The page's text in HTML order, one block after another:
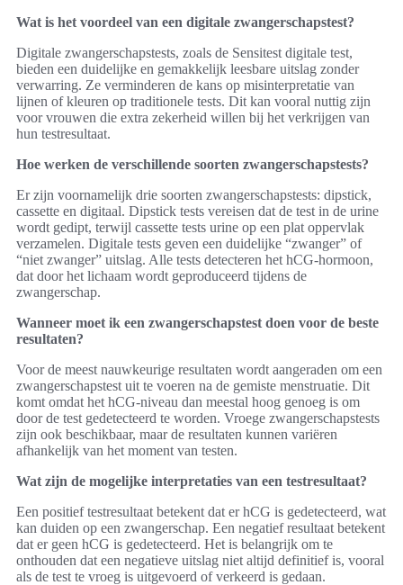
Wat is het voordeel van een digitale zwangerschapstest?
Digitale zwangerschapstests, zoals de Sensitest digitale test,
bieden een duidelijke en gemakkelijk leesbare uitslag zonder
verwarring. Ze verminderen de kans op misinterpretatie van
lijnen of kleuren op traditionele tests. Dit kan vooral nuttig zijn
voor vrouwen die extra zekerheid willen bij het verkrijgen van
hun testresultaat.
Hoe werken de verschillende soorten zwangerschapstests?
Er zijn voornamelijk drie soorten zwangerschapstests: dipstick,
cassette en digitaal. Dipstick tests vereisen dat de test in de urine
wordt gedipt, terwijl cassette tests urine op een plat oppervlak
verzamelen. Digitale tests geven een duidelijke “zwanger” of
“niet zwanger” uitslag. Alle tests detecteren het hCG-hormoon,
dat door het lichaam wordt geproduceerd tijdens de
zwangerschap.
Wanneer moet ik een zwangerschapstest doen voor de beste
resultaten?
Voor de meest nauwkeurige resultaten wordt aangeraden om een
zwangerschapstest uit te voeren na de gemiste menstruatie. Dit
komt omdat het hCG-niveau dan meestal hoog genoeg is om
door de test gedetecteerd te worden. Vroege zwangerschapstests
zijn ook beschikbaar, maar de resultaten kunnen variëren
afhankelijk van het moment van testen.
Wat zijn de mogelijke interpretaties van een testresultaat?
Een positief testresultaat betekent dat er hCG is gedetecteerd, wat
kan duiden op een zwangerschap. Een negatief resultaat betekent
dat er geen hCG is gedetecteerd. Het is belangrijk om te
onthouden dat een negatieve uitslag niet altijd definitief is, vooral
als de test te vroeg is uitgevoerd of verkeerd is gedaan.